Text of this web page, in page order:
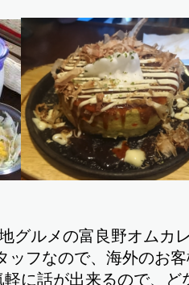
グルメの富良野オムカ
ッフなので、海外のお
に話が出来るので、ど